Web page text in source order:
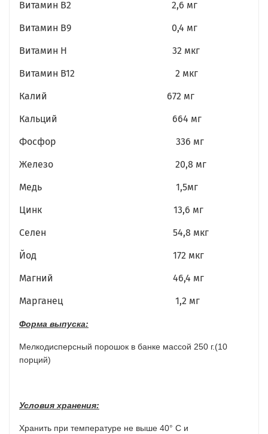
Витамин В2 2,6 мг
Витамин В9 0,4 мг
Витамин Н 32 мкг
Витамин В12 2 мкг
Калий 672 мг
Кальций 664 мг
Фосфор 336 мг
Железо 20,8 мг
Медь 1,5мг
Цинк 13,6 мг
Селен 54,8 мкг
Йод 172 мкг
Магний 46,4 мг
Марганец 1,2 мг
Форма выпуска:
Мелкодисперсный порошок в банке массой 250 г.(10
порций)
Условия хранения:
Хранить при температуре не выше 40° С и